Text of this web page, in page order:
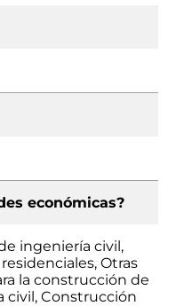
económicas?
ingeniería civil,
Otras
la construcción de
civil, Construcción